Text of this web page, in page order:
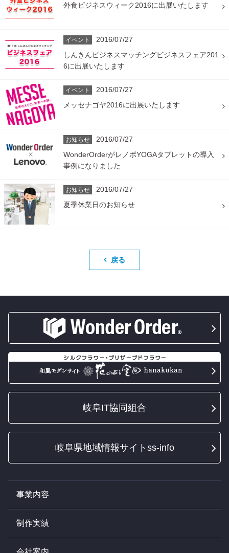
外食ビジネスウィーク2016に出展いたします
イベント
2016/07/27
しんきんビジネスマッチングビジネスフェア201
6に出展いたします
イベント
2016/07/27
メッセナゴヤ2016に出展いたします
お知らせ
2016/07/27
WonderOrderがレノボYOGAタブレットの導入
事例になりました
お知らせ
2016/07/27
夏季休業日のお知らせ
戻る
岐阜IT協同組合
岐阜県地域情報サイトss-info
事業内容
制作実績